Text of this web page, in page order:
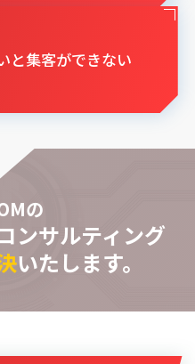
と集客ができない
の
ンサルティング
いたします。